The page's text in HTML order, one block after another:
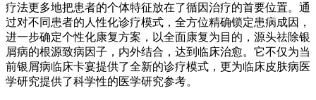
疗法更多地把患者的个体特征放在了循因治疗的首要位置。通
过对不同患者的人性化诊疗模式，全方位精确锁定患病成因，
进一步确定个性化康复方案，以全面康复为目的，源头祛除银
屑病的根源致病因子，内外结合，达到临床治愈。它不仅为当
前银屑病临床卡宴提供了全新的诊疗模式，更为临床皮肤病医
学研究提供了科学性的医学研究参考。